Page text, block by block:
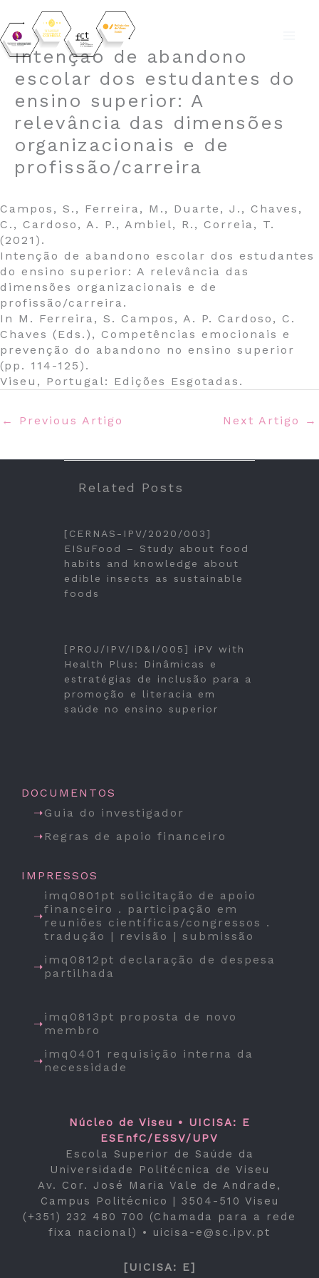
Skip
content
Intenção de abandono
escolar dos estudantes do
ensino superior: A
relevância das dimensões
organizacionais e de
profissão/carreira
Campos, S., Ferreira, M., Duarte, J., Chaves,
C., Cardoso, A. P., Ambiel, R., Correia, T.
(2021).
Intenção de abandono escolar dos estudantes
do ensino superior: A relevância das
dimensões organizacionais e de
profissão/carreira.
In M. Ferreira, S. Campos, A. P. Cardoso, C.
Chaves (Eds.), Competências emocionais e
prevenção do abandono no ensino superior
(pp. 114-125).
Viseu, Portugal: Edições Esgotadas.
← Previous Artigo Next Artigo →
Related Posts
[CERNAS-IPV/2020/003]
EISuFood – Study about food
habits and knowledge about
edible insects as sustainable
foods
[PROJ/IPV/ID&I/005] iPV with
Health Plus: Dinâmicas e
estratégias de inclusão para a
promoção e literacia em
saúde no ensino superior
DOCUMENTOS
Guia do investigador
Regras de apoio financeiro
IMPRESSOS
imq0801pt solicitação de apoio
financeiro . participação em
reuniões científicas/congressos .
tradução | revisão | submissão
imq0812pt declaração de despesa
partilhada
imq0813pt proposta de novo
membro
imq0401 requisição interna da
necessidade
Núcleo de Viseu • UICISA: E
ESEnfC/ESSV/UPV
Escola Superior de Saúde da
Universidade Politécnica de Viseu
Av. Cor. José Maria Vale de Andrade,
Campus Politécnico | 3504-510 Viseu
(+351) 232 480 700 (Chamada para a rede
fixa nacional) • uicisa-e@sc.ipv.pt
[UICISA: E]